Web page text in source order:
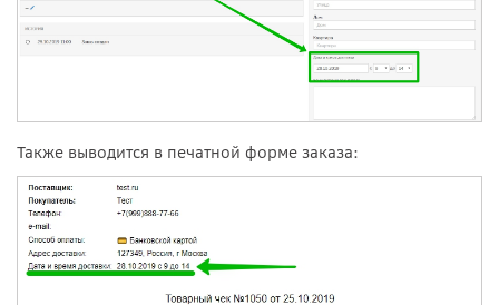
Также выводится в печатной форме заказа: